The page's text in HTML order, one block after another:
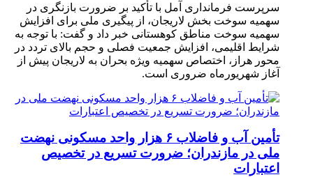
سرپرست فرمانداری آمل با تأکید بر ضرورت بازنگری در
سهمیه سوخت بخش لاریجان، از پیگیری ملی برای افزایش
سهمیه سوخت مناطق کوهستانی خبر داد و گفت: با توجه به
شرایط اقلیمی، افزایش جمعیت فصلی و حجم بالای تردد در
محور هراز، اختصاص سهمیه ویژه بحران به لاریجان پیش از
آغاز شهریورماه ضروری است.
تأمین آب و فاضلاب ۶ هزار واحد مسکونی نهضت
ملی در مازندران؛ ضرورت تسریع در تخصیص
اعتبارات